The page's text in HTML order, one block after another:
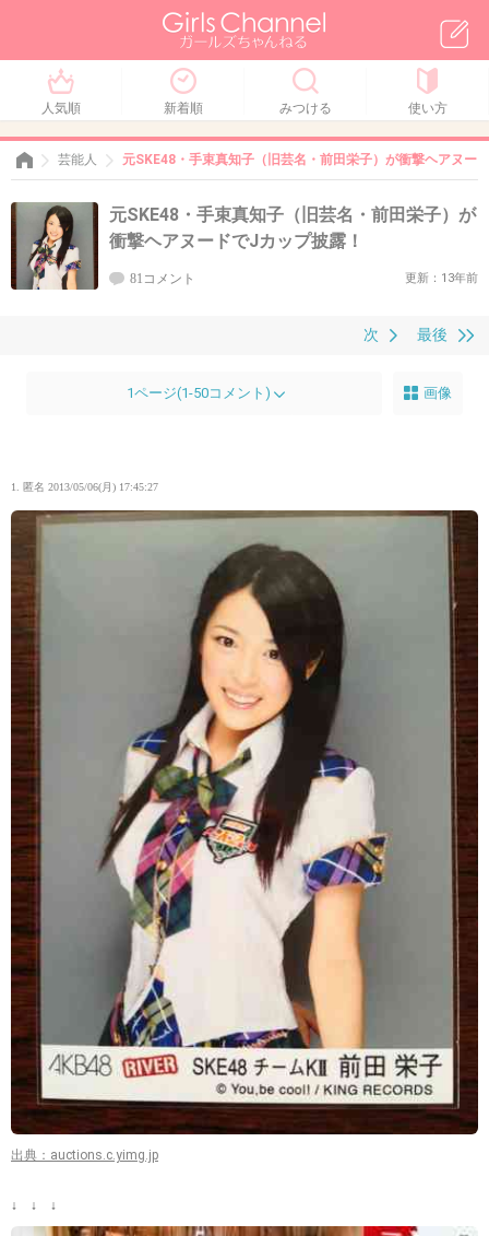
人気順 新着順 みつける 使い方
芸能人 元SKE48・手束真知子（旧芸名・前田栄子）が衝撃ヘアヌー
元SKE48・手束真知子（旧芸名・前田栄子）が
衝撃ヘアヌードでJカップ披露！
81コメント 更新：13年前
最後
次
1ページ(1-50コメント) 画像
1. 匿名 2013/05/06(月) 17:45:27
出典：auctions.c.yimg.jp
↓ ↓ ↓